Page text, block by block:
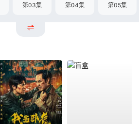
第03集 第04集 第05集